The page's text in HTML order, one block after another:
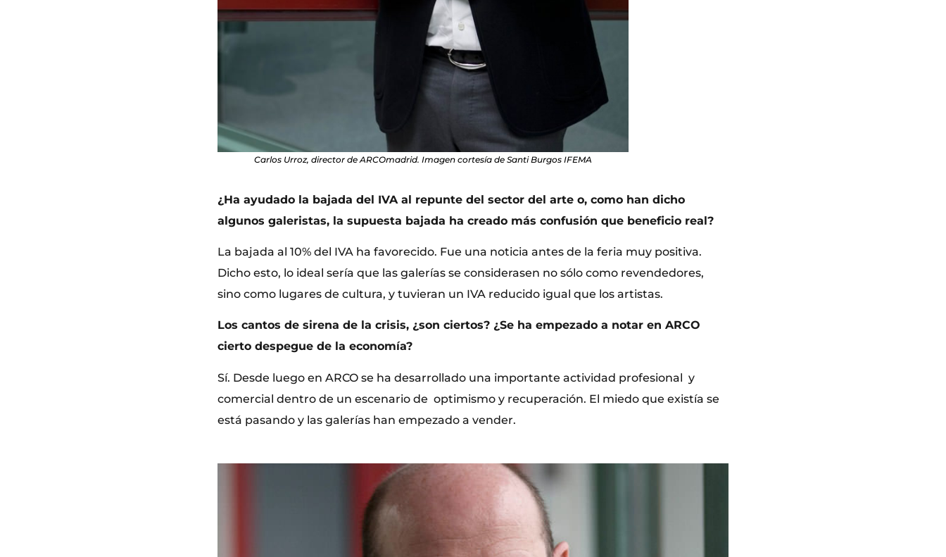
Carlos Urroz, director de ARCOmadrid. Imagen cortesía de Santi Burgos IFEMA
¿Ha ayudado la bajada del IVA al repunte del sector del arte o, como han dicho
algunos galeristas, la supuesta bajada ha creado más confusión que beneficio real?
La bajada al 10% del IVA ha favorecido. Fue una noticia antes de la feria muy positiva.
Dicho esto, lo ideal sería que las galerías se considerasen no sólo como revendedores,
sino como lugares de cultura, y tuvieran un IVA reducido igual que los artistas.
Los cantos de sirena de la crisis, ¿son ciertos? ¿Se ha empezado a notar en ARCO
cierto despegue de la economía?
Sí. Desde luego en ARCO se ha desarrollado una importante actividad profesional y
comercial dentro de un escenario de optimismo y recuperación. El miedo que existía se
está pasando y las galerías han empezado a vender.